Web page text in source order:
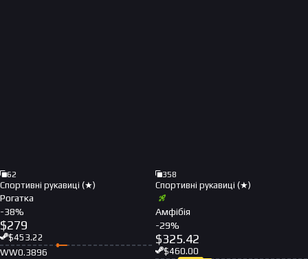
62
Спортивні рукавиці (★)
Рогатка
-38%
$279
$453.22
WW0.3896
358
Спортивні рукавиці (★)
Амфібія
-29%
$325.42
$460.00